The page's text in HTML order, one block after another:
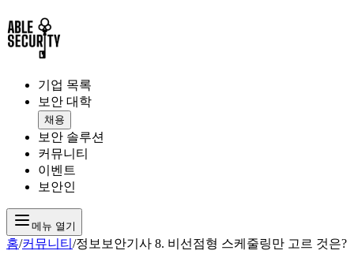
기업 목록
보안 대학
채용
보안 솔루션
커뮤니티
이벤트
보안인
메뉴 열기
홈/커뮤니티 /정보보안기사 8. 비선점형 스케줄링만 고르 것은?